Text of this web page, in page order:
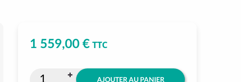
1 559,00 €TTC
AJOUTER AU PANIER